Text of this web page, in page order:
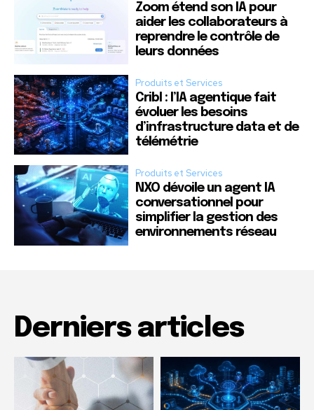
Zoom étend son IA pour
aider les collaborateurs à
reprendre le contrôle de
leurs données
Produits et Services
Cribl : l’IA agentique fait
évoluer les besoins
d’infrastructure data et de
télémétrie
Produits et Services
NXO dévoile un agent IA
conversationnel pour
simplifier la gestion des
environnements réseau
Derniers articles